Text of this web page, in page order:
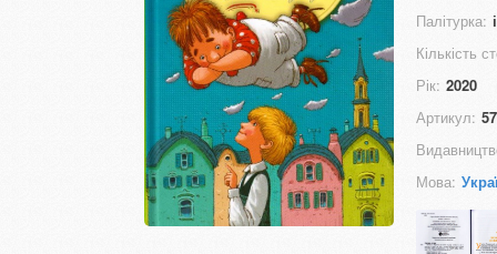
Палітурка:
Кількість
Рік: 2020
Артикул:
Мова: